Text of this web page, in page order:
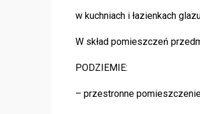
w kuchniach i łazienkach
W skład pomieszczeń
PODZIEMIE:
– przestronne